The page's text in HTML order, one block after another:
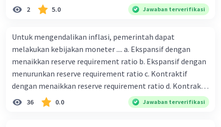
cm. Biaya kerangka dan tali sebesar Rp1.800,00 per buah,
kain sebesar Rp40.000,00/m², dan pita perekat
Rp6.500,00 per buah. Tentukan total keuntungan yang
diperoleh Bu Ambar.
2 5.0 Jawaban terverifikasi
Untuk mengendalikan inflasi, pemerintah dapat
melakukan kebijakan moneter .... a. Ekspansif dengan
menaikkan reserve requirement ratio b. Ekspansif dengan
menurunkan reserve requirement ratio c. Kontraktif
dengan menaikkan reserve requirement ratio d. Kontraktif
dengan menurunkan reserve requirement ratio e.
Ekspansif dengan menaikkan tingkat diskonto Bila Bank
36 0.0 Jawaban terverifikasi